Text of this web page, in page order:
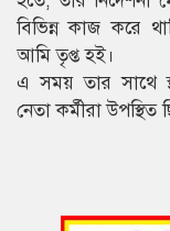
বিভিন্ন কাজ করে
আমি তৃপ্ত হই।
এ সময় তার সাথে
নেতা কর্মীরা উপস্থিত